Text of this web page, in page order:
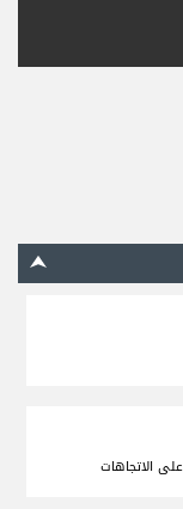
الاتجاهات